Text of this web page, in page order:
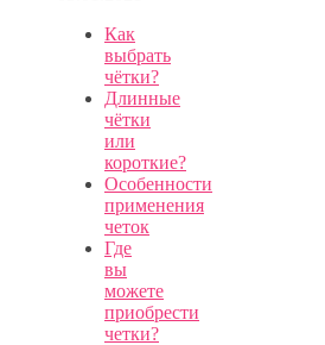
Как
выбрать
чётки?
Длинные
чётки
или
короткие?
Особенности
применения
четок
Где
вы
можете
приобрести
четки?